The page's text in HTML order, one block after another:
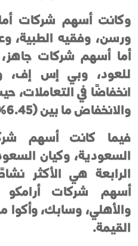
وكانت أسهم شركات
ورسن، وفقيه الطبية،
أما أسهم شركات
للعود، وبي إس إف،
انخفاضًا في التعاملات،
والانخفاض ما بين (6.45%) و(3.24%).
فيما كانت أسهم
السعودية، وكيان
الرابعة هي الأكثر
أسهم شركات أرامكو
والأهلي، وسابك، وأكوا
القيمة.